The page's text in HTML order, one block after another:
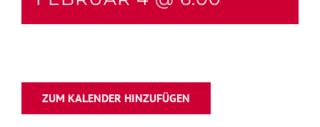
ZUM KALENDER HINZUFÜGEN